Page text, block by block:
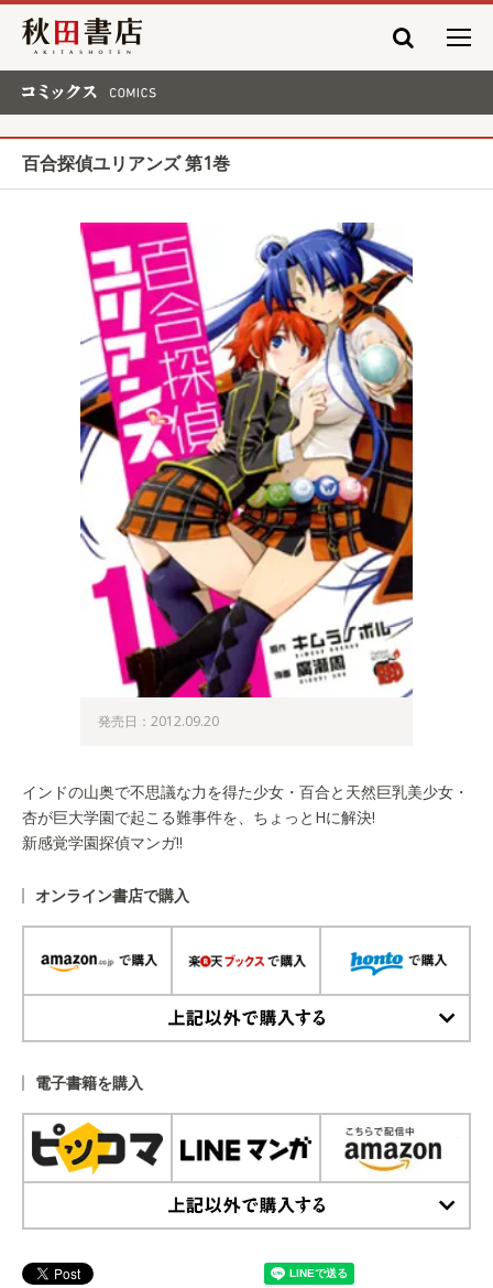
秋田書店
百合探偵ユリアンズ 第1巻
発売日：2012.09.20
インドの山奥で不思議な力を得た少女・百合と天然巨乳美少女・
杏が巨大学園で起こる難事件を、ちょっとHに解決!
新感覚学園探偵マンガ!!
オンライン書店で購入
電子書籍を購入